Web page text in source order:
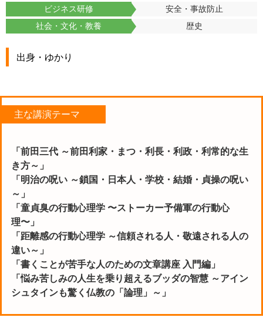
ビジネス研修
安全・事故防止
社会・文化・教養
歴史
出身・ゆかり
主な講演テーマ
「前田三代 ～前田利家・まつ・利長・利政・利常的な生
き方～」
「明治の呪い ～鎖国・日本人・学校・結婚・貞操の呪い
～」
「童貞臭の行動心理学 〜ストーカー予備軍の行動心
理〜」
「距離感の行動心理学 ～信頼される人・敬遠される人の
違い～」
「書くことが苦手な人のための文章講座 入門編」
「悩み苦しみの人生を乗り超えるブッダの智慧 ～アイン
シュタインも驚く仏教の「論理」～」